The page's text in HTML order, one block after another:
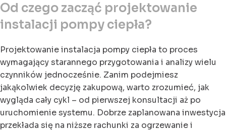
Od czego zacząć projektowanie
instalacji pompy ciepła?
Projektowanie instalacja pompy ciepła to proces
wymagający starannego przygotowania i analizy wielu
czynników jednocześnie. Zanim podejmiesz
jakąkolwiek decyzję zakupową, warto zrozumieć, jak
wygląda cały cykl – od pierwszej konsultacji aż po
uruchomienie systemu. Dobrze zaplanowana inwestycja
przekłada się na niższe rachunki za ogrzewanie i